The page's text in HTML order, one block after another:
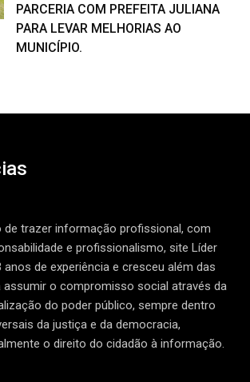
PARCERIA COM PREFEITA JULIANA
PARA LEVAR MELHORIAS AO
MUNICÍPIO.
de trazer informação profissional, com
e profissionalismo, site Líder
de experiência e cresceu além das
assumir o compromisso social através da
do poder público, sempre dentro
da justiça e da democracia,
o direito do cidadão à informação.